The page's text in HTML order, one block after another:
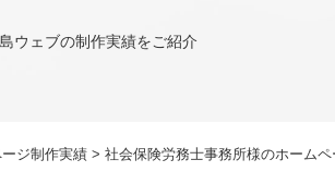
ウェブの制作実績をご紹介
ジ制作実績 > 社会保険労務士事務所様のホーム